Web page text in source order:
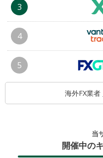
3
4
5
海外FX業
当
開催中の